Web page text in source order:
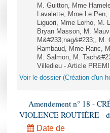
M. Guitton, Mme
Lavalette, Mme Le
Liguori, Mme Lorho, M.
Bryan Masson, M.
M&#233;nag&#233;,
Rambaud, Mme Ranc,
M. Salmon, M.
Villedieu - Article
Voir le dossier (Création d'un
Amendement n° 18 -
VIOLENCE ROUTIÈRE -
Date de